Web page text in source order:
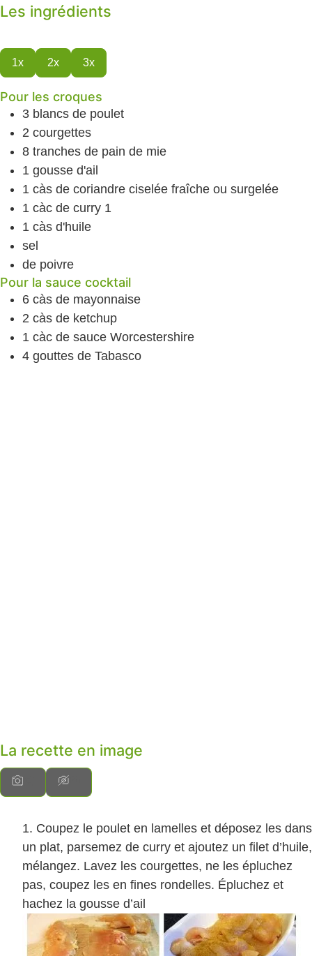
Les ingrédients
1x 2x 3x
Pour les croques
3 blancs de poulet
2 courgettes
8 tranches de pain de mie
1 gousse d'ail
1 càs de coriandre ciselée fraîche ou surgelée
1 càc de curry 1
1 càs d'huile
sel
de poivre
Pour la sauce cocktail
6 càs de mayonnaise
2 càs de ketchup
1 càc de sauce Worcestershire
4 gouttes de Tabasco
La recette en image
Coupez le poulet en lamelles et déposez les dans
un plat, parsemez de curry et ajoutez un filet d’huile,
mélangez. Lavez les courgettes, ne les épluchez
pas, coupez les en fines rondelles. Épluchez et
hachez la gousse d’ail